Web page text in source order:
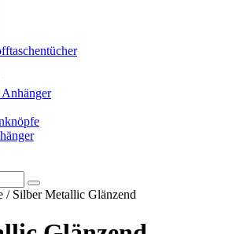
Silber Metallic Glänzend